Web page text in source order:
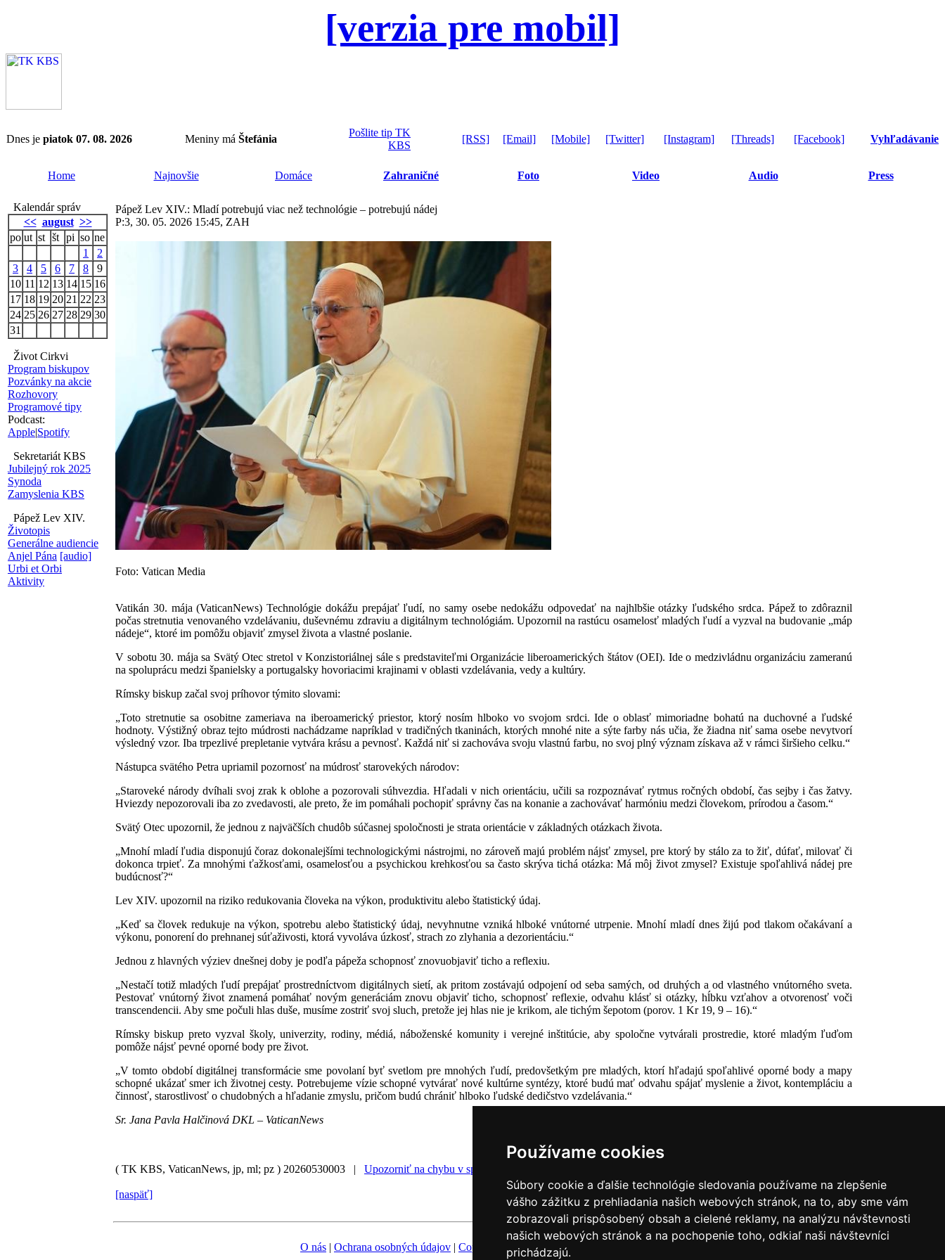
Používame cookies
Súbory cookie a ďalšie technológie sledovania používame na zlepšenie
vášho zážitku z prehliadania našich webových stránok, na to, aby sme vám
zobrazovali prispôsobený obsah a cielené reklamy, na analýzu návštevnosti
našich webových stránok a na pochopenie toho, odkiaľ naši návštevníci
prichádzajú.
[verzia pre mobil]
Dnes je piatok 07. 08. 2026 Meniny má Štefánia
Pošlite tip TK
KBS
[RSS] [Email] [Mobile] [Twitter] [Instagram] [Threads] [Facebook] Vyhľadávanie
Home Najnovšie Domáce Zahraničné Foto Video Audio Press
Kalendár správ
<< august >>
po ut st št pi so ne
1
2
3
4 5 6 7 8
9
10 11 12 13 14 15 16
17 18 19 20 21 22 23
24 25 26 27 28 29 30
31
Život Cirkvi
Program biskupov
Pozvánky na akcie
Rozhovory
Programové tipy
Podcast:
Apple|Spotify
Sekretariát KBS
Jubilejný rok 2025
Synoda
Zamyslenia KBS
Pápež Lev XIV.
Životopis
Generálne audiencie
Anjel Pána [audio]
Urbi et Orbi
Aktivity
Pápež Lev XIV.: Mladí potrebujú viac než technológie – potrebujú nádej
P:3, 30. 05. 2026 15:45, ZAH
Foto: Vatican Media
Vatikán 30. mája (VaticanNews) Technológie dokážu prepájať ľudí, no samy osebe nedokážu odpovedať na najhlbšie otázky ľudského srdca. Pápež to zdôraznil
počas stretnutia venovaného vzdelávaniu, duševnému zdraviu a digitálnym technológiám. Upozornil na rastúcu osamelosť mladých ľudí a vyzval na budovanie „máp
nádeje“, ktoré im pomôžu objaviť zmysel života a vlastné poslanie.
V sobotu 30. mája sa Svätý Otec stretol v Konzistoriálnej sále s predstaviteľmi Organizácie liberoamerických štátov (OEI). Ide o medzivládnu organizáciu zameranú
na spoluprácu medzi španielsky a portugalsky hovoriacimi krajinami v oblasti vzdelávania, vedy a kultúry.
Rímsky biskup začal svoj príhovor týmito slovami:
„Toto stretnutie sa osobitne zameriava na iberoamerický priestor, ktorý nosím hlboko vo svojom srdci. Ide o oblasť mimoriadne bohatú na duchovné a ľudské
hodnoty. Výstižný obraz tejto múdrosti nachádzame napríklad v tradičných tkaninách, ktorých mnohé nite a sýte farby nás učia, že žiadna niť sama osebe nevytvorí
výsledný vzor. Iba trpezlivé prepletanie vytvára krásu a pevnosť. Každá niť si zachováva svoju vlastnú farbu, no svoj plný význam získava až v rámci širšieho celku.“
Nástupca svätého Petra upriamil pozornosť na múdrosť starovekých národov:
„Staroveké národy dvíhali svoj zrak k oblohe a pozorovali súhvezdia. Hľadali v nich orientáciu, učili sa rozpoznávať rytmus ročných období, čas sejby i čas žatvy.
Hviezdy nepozorovali iba zo zvedavosti, ale preto, že im pomáhali pochopiť správny čas na konanie a zachovávať harmóniu medzi človekom, prírodou a časom.“
Svätý Otec upozornil, že jednou z najväčších chudôb súčasnej spoločnosti je strata orientácie v základných otázkach života.
„Mnohí mladí ľudia disponujú čoraz dokonalejšími technologickými nástrojmi, no zároveň majú problém nájsť zmysel, pre ktorý by stálo za to žiť, dúfať, milovať či
dokonca trpieť. Za mnohými ťažkosťami, osamelosťou a psychickou krehkosťou sa často skrýva tichá otázka: Má môj život zmysel? Existuje spoľahlivá nádej pre
budúcnosť?“
Lev XIV. upozornil na riziko redukovania človeka na výkon, produktivitu alebo štatistický údaj.
„Keď sa človek redukuje na výkon, spotrebu alebo štatistický údaj, nevyhnutne vzniká hlboké vnútorné utrpenie. Mnohí mladí dnes žijú pod tlakom očakávaní a
výkonu, ponorení do prehnanej súťaživosti, ktorá vyvoláva úzkosť, strach zo zlyhania a dezorientáciu.“
Jednou z hlavných výziev dnešnej doby je podľa pápeža schopnosť znovuobjaviť ticho a reflexiu.
„Nestačí totiž mladých ľudí prepájať prostredníctvom digitálnych sietí, ak pritom zostávajú odpojení od seba samých, od druhých a od vlastného vnútorného sveta.
Pestovať vnútorný život znamená pomáhať novým generáciám znovu objaviť ticho, schopnosť reflexie, odvahu klásť si otázky, hĺbku vzťahov a otvorenosť voči
transcendencii. Aby sme počuli hlas duše, musíme zostriť svoj sluch, pretože jej hlas nie je krikom, ale tichým šepotom (porov. 1 Kr 19, 9 – 16).“
Rímsky biskup preto vyzval školy, univerzity, rodiny, médiá, náboženské komunity i verejné inštitúcie, aby spoločne vytvárali prostredie, ktoré mladým ľuďom
pomôže nájsť pevné oporné body pre život.
„V tomto období digitálnej transformácie sme povolaní byť svetlom pre mnohých ľudí, predovšetkým pre mladých, ktorí hľadajú spoľahlivé oporné body a mapy
schopné ukázať smer ich životnej cesty. Potrebujeme vízie schopné vytvárať nové kultúrne syntézy, ktoré budú mať odvahu spájať myslenie a život, kontempláciu a
činnosť, starostlivosť o chudobných a hľadanie zmyslu, pričom budú chrániť hlboko ľudské dedičstvo vzdelávania.“
Sr. Jana Pavla Halčinová DKL – VaticanNews
( TK KBS, VaticanNews, jp, ml; pz ) 20260530003 | Upozorniť na chybu v správe
[naspäť]
O nás | Ochrana osobných údajov | Copyright Fotobanka |Hovorca KBS